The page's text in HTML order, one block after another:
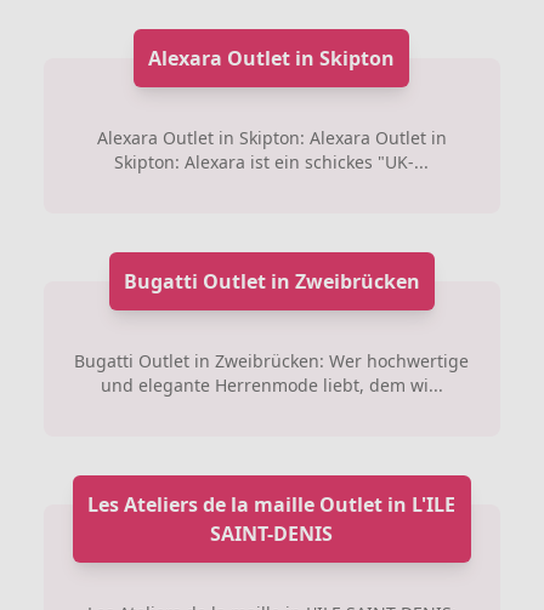
Alexara Outlet in Skipton
Alexara Outlet in Skipton: Alexara Outlet in
Skipton: Alexara ist ein schickes "UK-...
Bugatti Outlet in Zweibrücken
Bugatti Outlet in Zweibrücken: Wer hochwertige
und elegante Herrenmode liebt, dem wi...
Les Ateliers de la maille Outlet in L'ILE
SAINT-DENIS